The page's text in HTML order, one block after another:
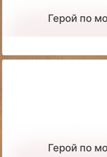
Герой по
Герой по